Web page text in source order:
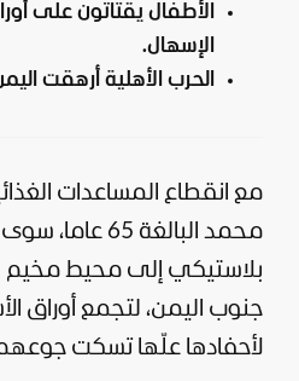
الأطفال يقتاتون على
الإسهال.
الحرب الأهلية أرهقت
مع انقطاع المساعدات
محمد البالغة 65
بلاستيكي إلى محيط مخيم
جنوب اليمن، لتجمع أوراق
لأحفادها علّها تسكت